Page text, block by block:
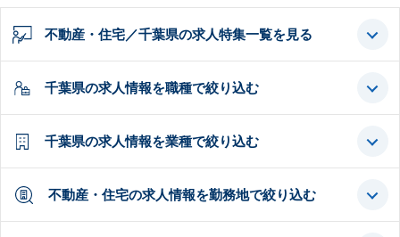
不動産・住宅／千葉県の求人特集一覧を見る
千葉県の求人情報を職種で絞り込む
千葉県の求人情報を業種で絞り込む
不動産・住宅の求人情報を勤務地で絞り込む